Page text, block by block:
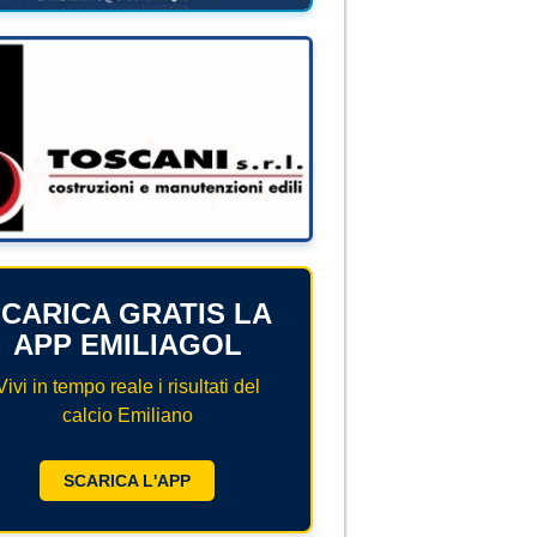
GRATIS LA
APP EMILIAGOL
in tempo reale i risultati del
calcio Emiliano
SCARICA L'APP